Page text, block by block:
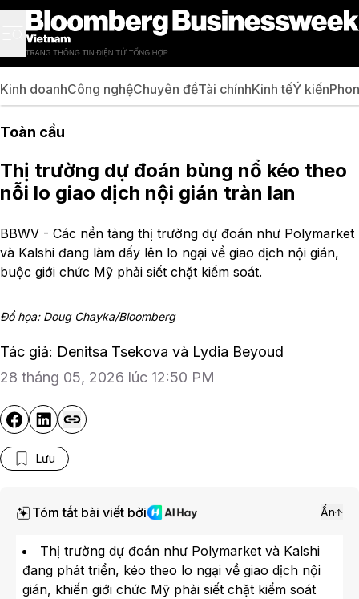
Kinh doanhCông nghệChuyên đềTài chínhKinh tếÝ kiến
Toàn cầu
Thị trường dự đoán bùng nổ kéo theo
nỗi lo giao dịch nội gián tràn lan
BBWV - Các nền tảng thị trường dự đoán như Polymarket
và Kalshi đang làm dấy lên lo ngại về giao dịch nội gián,
buộc giới chức Mỹ phải siết chặt kiểm soát.
Đồ họa: Doug Chayka/Bloomberg
Tác giả: Denitsa Tsekova và Lydia Beyoud
28 tháng 05, 2026 lúc 12:50 PM
Lưu
Tóm tắt bài viết bởi Ẩn
Thị trường dự đoán như Polymarket và Kalshi
đang phát triển, kéo theo lo ngại về giao dịch nội
gián, khiến giới chức Mỹ phải siết chặt kiểm soát